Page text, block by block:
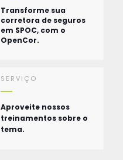
Transforme sua
corretora de seguros
em SPOC, com o
OpenCor.
SERVIÇO
Aproveite nossos
treinamentos sobre o
tema.